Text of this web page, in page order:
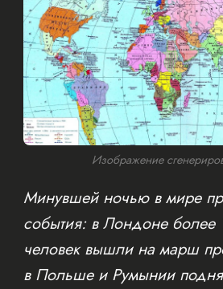
Изображение
Минувшей ночью в мире
события: в Лондоне более
человек вышли на марш
в Польше и Румынии